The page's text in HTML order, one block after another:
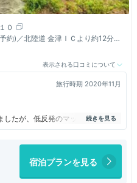
０
約)／北陸道 金津ＩＣより約12分／
表示される口コミについて
旅行時期 2020年11月
たが、低反発のマットレスのベッ
た。いつでもは入れる客室の露天風
宿泊プランを見る